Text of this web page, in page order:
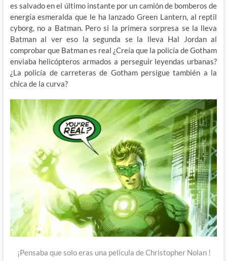
es salvado en el último instante por un camión de bomberos de
energía esmeralda que le ha lanzado Green Lantern, al reptil
cyborg, no a Batman. Pero si la primera sorpresa se la lleva
Batman al ver eso la segunda se la lleva Hal Jordan al
comprobar que Batman es real ¿Creía que la policía de Gotham
enviaba helicópteros armados a perseguir leyendas urbanas?
¿La policía de carreteras de Gotham persigue también a la
chica de la curva?
¡Pensaba que solo eras una pelicula de Christopher Nolan !